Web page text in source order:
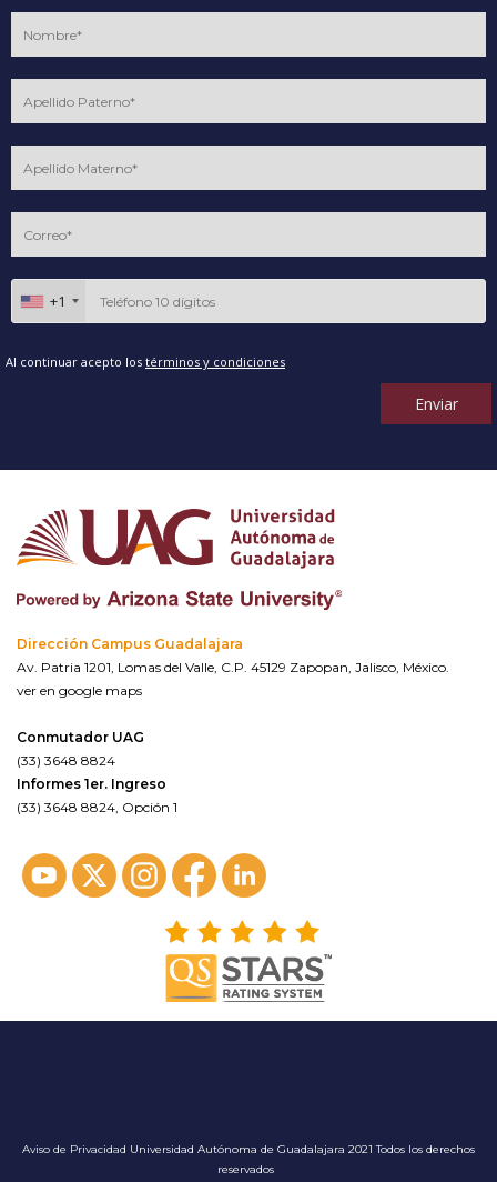
+1
Al continuar acepto los términos y condiciones
Enviar
Dirección Campus Guadalajara
Av. Patria 1201, Lomas del Valle, C.P. 45129 Zapopan, Jalisco, México.
ver en google maps
Conmutador UAG
(33) 3648 8824
Informes 1er. Ingreso
(33) 3648 8824, Opción 1
Aviso de Privacidad Universidad Autónoma de Guadalajara 2021 Todos los derechos
reservados